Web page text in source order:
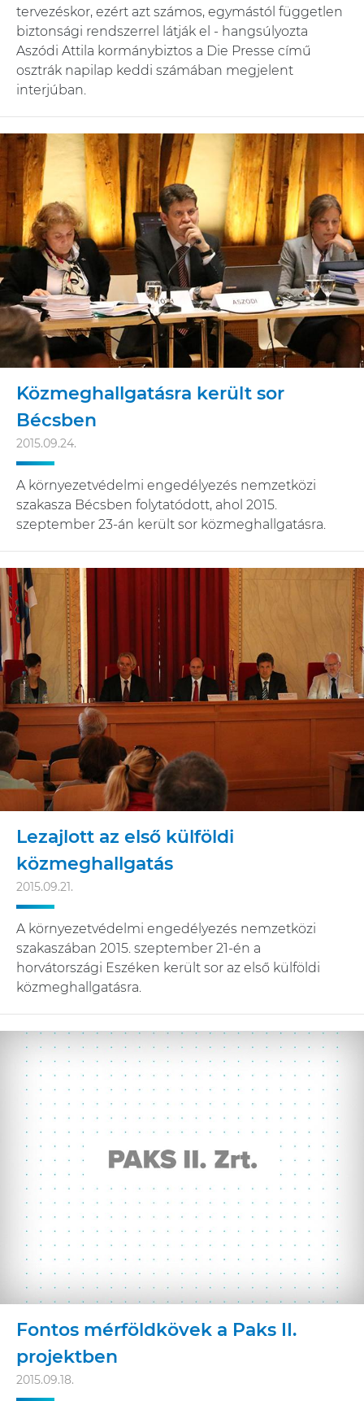
tervezéskor, ezért azt számos, egymástól független
biztonsági rendszerrel látják el - hangsúlyozta
Aszódi Attila kormánybiztos a Die Presse című
osztrák napilap keddi számában megjelent
interjúban.
Közmeghallgatásra került sor
Bécsben
2015.09.24.
A környezetvédelmi engedélyezés nemzetközi
szakasza Bécsben folytatódott, ahol 2015.
szeptember 23-án került sor közmeghallgatásra.
Lezajlott az első külföldi
közmeghallgatás
2015.09.21.
A környezetvédelmi engedélyezés nemzetközi
szakaszában 2015. szeptember 21-én a
horvátországi Eszéken került sor az első külföldi
közmeghallgatásra.
Fontos mérföldkövek a Paks II.
projektben
2015.09.18.